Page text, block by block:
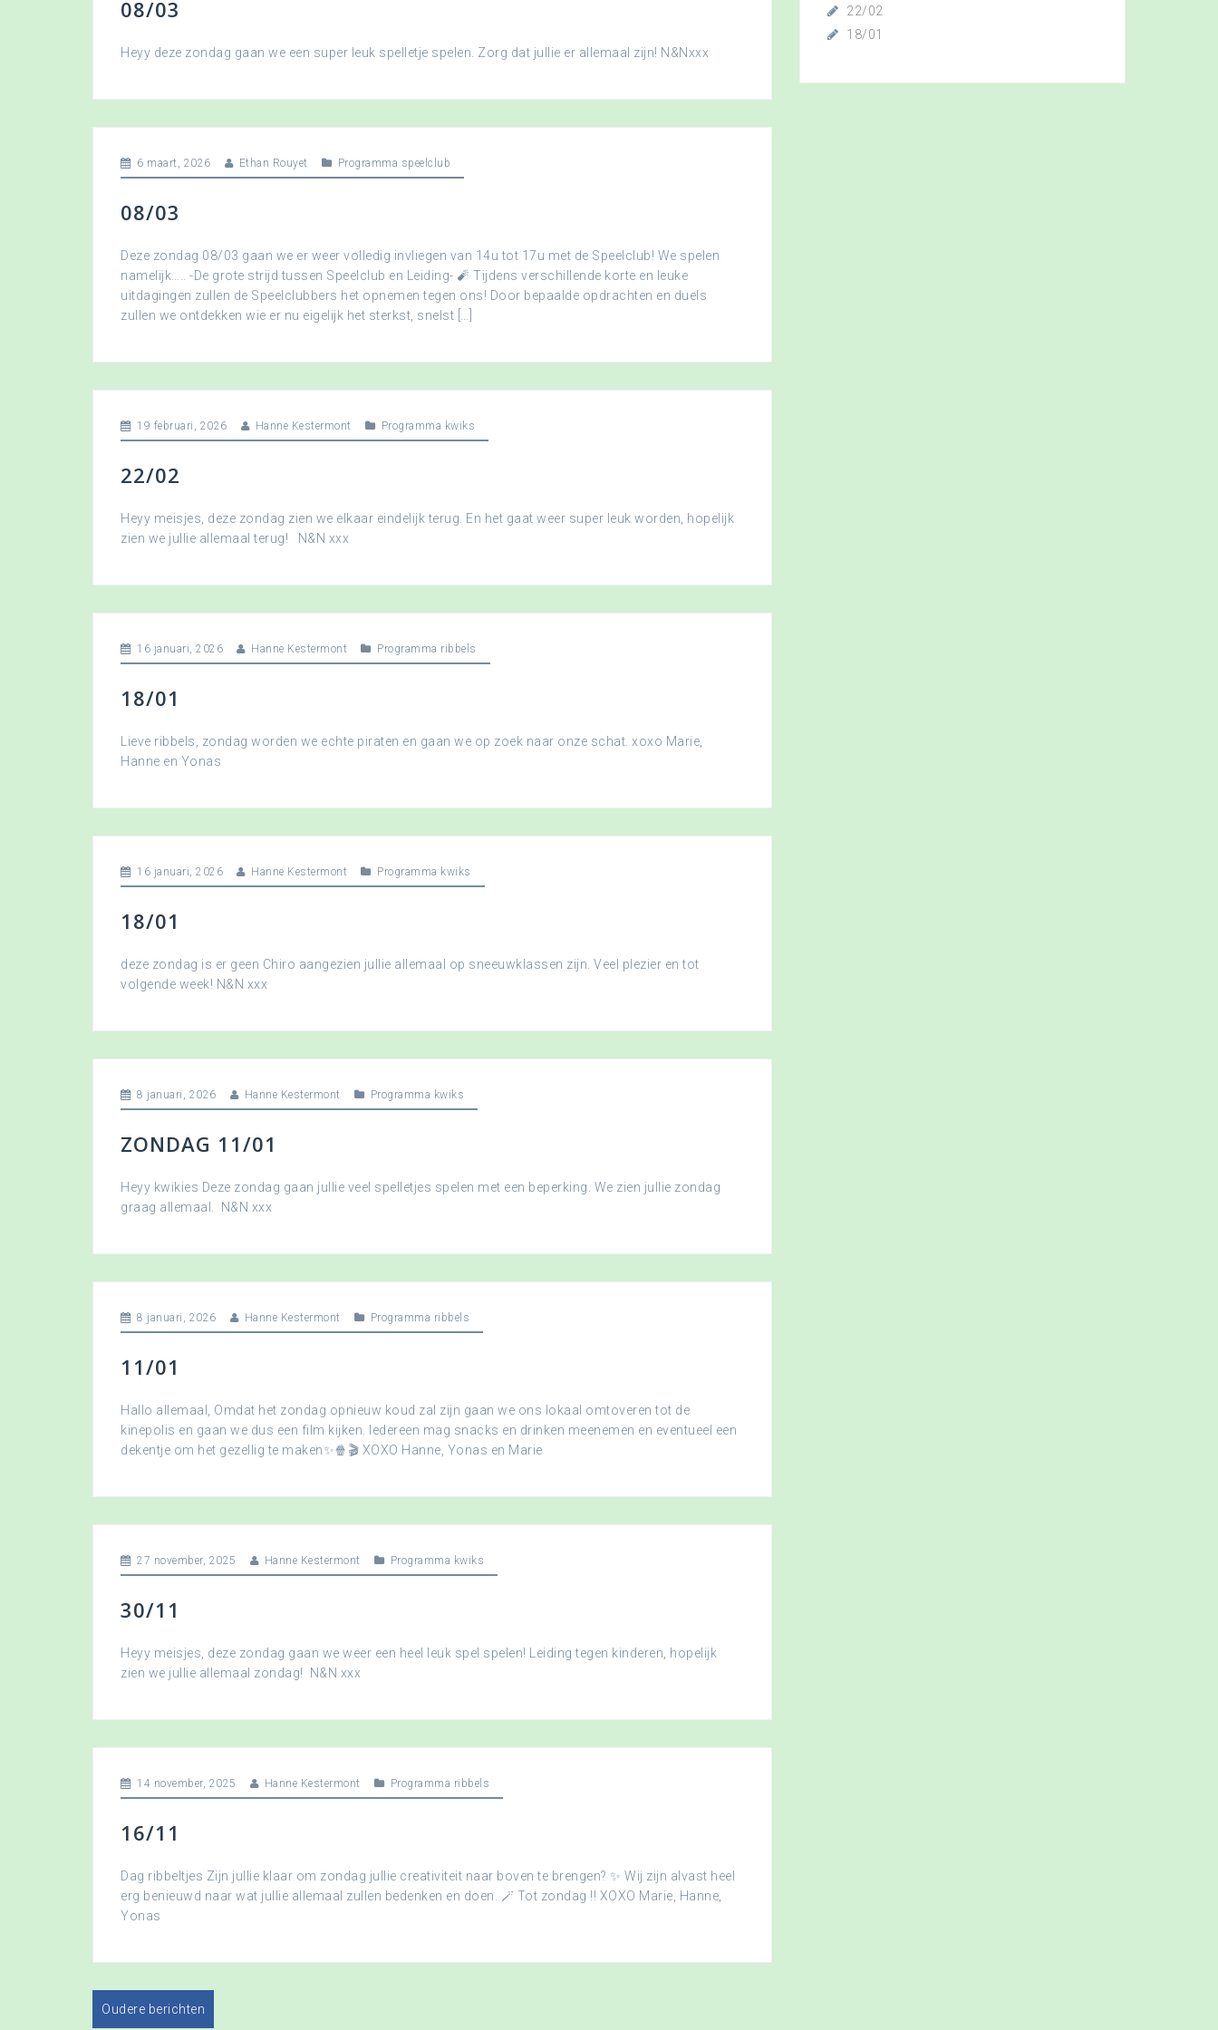
08/03
Heyy deze zondag gaan we een super leuk spelletje spelen. Zorg dat jullie er allemaal zijn! N&Nxxx
6 maart, 2026 Ethan Rouyet Programma speelclub
08/03
Deze zondag 08/03 gaan we er weer volledig invliegen van 14u tot 17u met de Speelclub! We spelen
namelijk….. -De grote strijd tussen Speelclub en Leiding- 🧨 Tijdens verschillende korte en leuke
uitdagingen zullen de Speelclubbers het opnemen tegen ons! Door bepaalde opdrachten en duels
zullen we ontdekken wie er nu eigelijk het sterkst, snelst […]
19 februari, 2026 Hanne Kestermont Programma kwiks
22/02
Heyy meisjes, deze zondag zien we elkaar eindelijk terug. En het gaat weer super leuk worden, hopelijk
zien we jullie allemaal terug! N&N xxx
16 januari, 2026 Hanne Kestermont Programma ribbels
18/01
Lieve ribbels, zondag worden we echte piraten en gaan we op zoek naar onze schat. xoxo Marie,
Hanne en Yonas
16 januari, 2026 Hanne Kestermont Programma kwiks
18/01
deze zondag is er geen Chiro aangezien jullie allemaal op sneeuwklassen zijn. Veel plezier en tot
volgende week! N&N xxx
8 januari, 2026 Hanne Kestermont Programma kwiks
ZONDAG 11/01
Heyy kwikies Deze zondag gaan jullie veel spelletjes spelen met een beperking. We zien jullie zondag
graag allemaal. N&N xxx
8 januari, 2026 Hanne Kestermont Programma ribbels
11/01
Hallo allemaal, Omdat het zondag opnieuw koud zal zijn gaan we ons lokaal omtoveren tot de
kinepolis en gaan we dus een film kijken. Iedereen mag snacks en drinken meenemen en eventueel een
dekentje om het gezellig te maken✨🍿🎬 XOXO Hanne, Yonas en Marie
27 november, 2025 Hanne Kestermont Programma kwiks
30/11
Heyy meisjes, deze zondag gaan we weer een heel leuk spel spelen! Leiding tegen kinderen, hopelijk
zien we jullie allemaal zondag! N&N xxx
14 november, 2025 Hanne Kestermont Programma ribbels
16/11
Dag ribbeltjes Zijn jullie klaar om zondag jullie creativiteit naar boven te brengen? ✨ Wij zijn alvast heel
erg benieuwd naar wat jullie allemaal zullen bedenken en doen. 🪄 Tot zondag !! XOXO Marie, Hanne,
Yonas
Oudere berichten
22/02
18/01